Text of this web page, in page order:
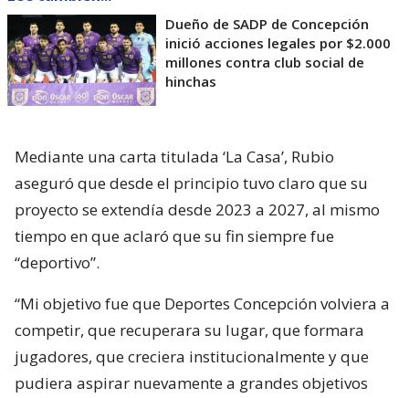
Dueño de SADP de Concepción
inició acciones legales por $2.000
millones contra club social de
hinchas
Mediante una carta titulada ‘La Casa’, Rubio
aseguró que desde el principio tuvo claro que su
proyecto se extendía desde 2023 a 2027, al mismo
tiempo en que aclaró que su fin siempre fue
“deportivo”.
“Mi objetivo fue que Deportes Concepción volviera a
competir, que recuperara su lugar, que formara
jugadores, que creciera institucionalmente y que
pudiera aspirar nuevamente a grandes objetivos